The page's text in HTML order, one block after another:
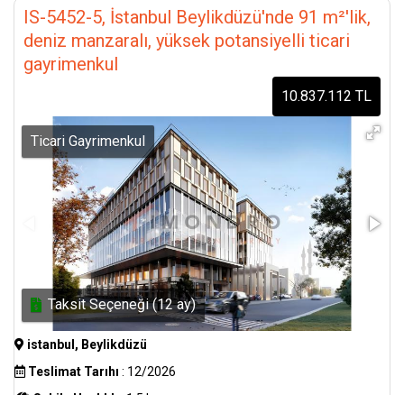
IS-5452-5, İstanbul Beylikdüzü'nde 91 m²'lik,
deniz manzaralı, yüksek potansiyelli ticari
gayrimenkul
10.837.112 TL
Ticari Gayrimenkul
Taksit Seçeneği (12 ay)
istanbul, Beylikdüzü
Teslimat Tarıhı : 12/2026